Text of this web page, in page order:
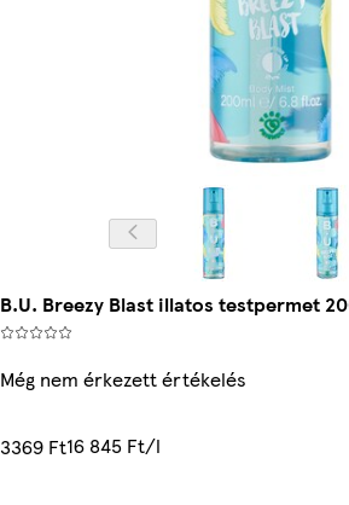
B.U. Breezy Blast illatos testpermet
Még nem érkezett értékelés
3369 Ft16 845 Ft/l